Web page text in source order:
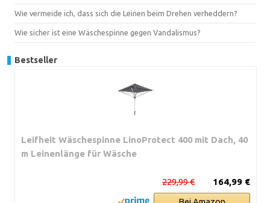
Wie vermeide ich, dass sich die Leinen beim Drehen verheddern?
Wie sicher ist eine Wäschespinne gegen Vandalismus?
Bestseller
Leifheit Wäschespinne LinoProtect 400 mit Dach, 40
m Leinenlänge für Wäsche
164,99 €
229,99 €